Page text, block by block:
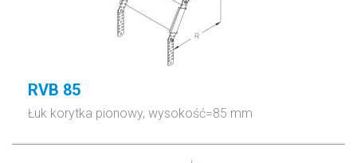
RVB 85
Łuk korytka pionowy, wysokość=85 mm